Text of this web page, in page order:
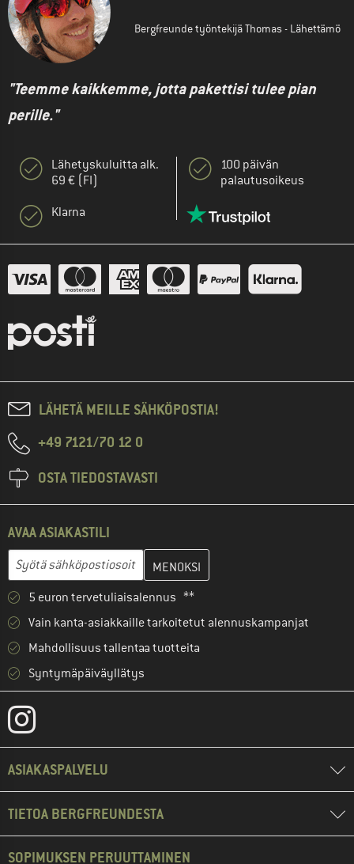
Bergfreunde työntekijä Thomas - Lähettämö
"Teemme kaikkemme, jotta pakettisi tulee pian
perille."
Lähetyskuluitta alk.
69 € (FI)
Klarna
100 päivän
palautusoikeus
LÄHETÄ MEILLE SÄHKÖPOSTIA!
+49 7121/70 12 0
OSTA TIEDOSTAVASTI
AVAA ASIAKASTILI
Sähköpostiosoite
Anna sähköpostiosoitteesi ja luo seuraavassa vaiheessa
5 euron tervetuliaisalennus **
Vain kanta-asiakkaille tarkoitetut alennuskampanjat
Mahdollisuus tallentaa tuotteita
Syntymäpäiväyllätys
ASIAKASPALVELU
TIETOA BERGFREUNDESTA
SOPIMUKSEN PERUUTTAMINEN